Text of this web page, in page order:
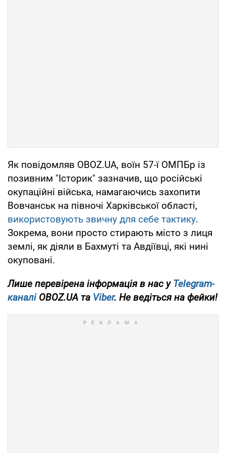
Як повідомляв OBOZ.UA, воїн 57-ї ОМПБр із
позивним "Історик" зазначив, що російські
окупаційні війська, намагаючись захопити
Вовчанськ на півночі Харківської області,
використовують звичну для себе тактику.
Зокрема, вони просто стирають місто з лиця
землі, як діяли в Бахмуті та Авдіївці, які нині
окуповані.
Лише перевірена інформація в нас уTelegram-
каналіOBOZ.UA та Viber. Не ведіться на фейки!